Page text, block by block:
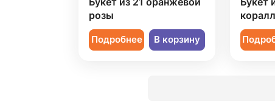
розы
Подробнее В корзину